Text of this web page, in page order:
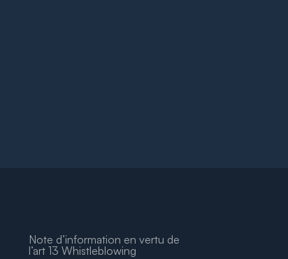
Note d’information en vertu de
l’art 13 Whistleblowing